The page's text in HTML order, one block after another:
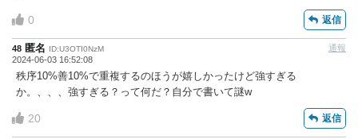
0 返信
48 匿名 ID:U3OTI0NzM
2024-06-03 16:52:08
通報
秩序10%善10%で重複するのほうが嬉しかったけど強すぎる
か。、、、強すぎる？って何だ？自分で書いて謎w
20 返信